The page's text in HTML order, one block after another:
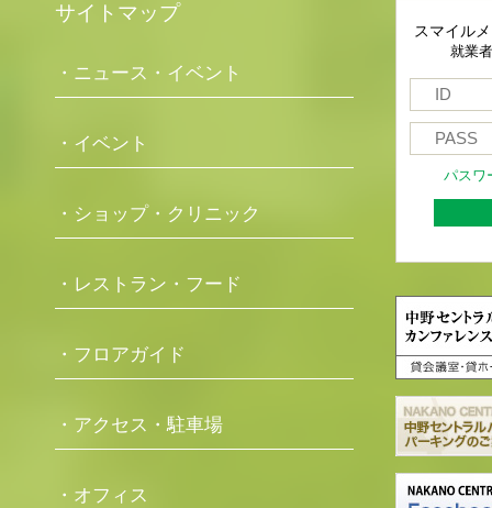
サイトマップ
・ニュース・イベント
・イベント
・ショップ・クリニック
・レストラン・フード
・フロアガイド
・アクセス・駐車場
・オフィス
スマイル
就業
パスワ